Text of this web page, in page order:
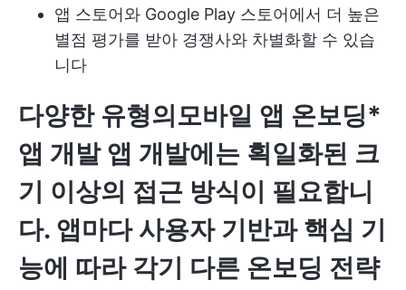
앱 스토어와 Google Play 스토어에서 더 높은
별점 평가를 받아 경쟁사와 차별화할 수 있습
니다
다양한 유형의모바일 앱 온보딩*
앱 개발앱 개발에는 획일화된 크
기 이상의 접근 방식이 필요합니
다. 앱마다 사용자 기반과 핵심 기
능에 따라 각기 다른 온보딩 전략